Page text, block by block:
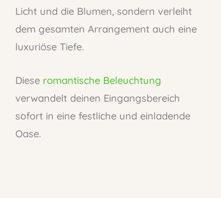
Licht und die Blumen, sondern verleiht
dem gesamten Arrangement auch eine
luxuriöse Tiefe.
Diese romantische Beleuchtung
verwandelt deinen Eingangsbereich
sofort in eine festliche und einladende
Oase.